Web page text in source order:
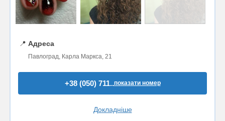
📍 Адреса
Павлоград, Карла Маркса, 21
+38 (050) 711..показати номер
Докладніше